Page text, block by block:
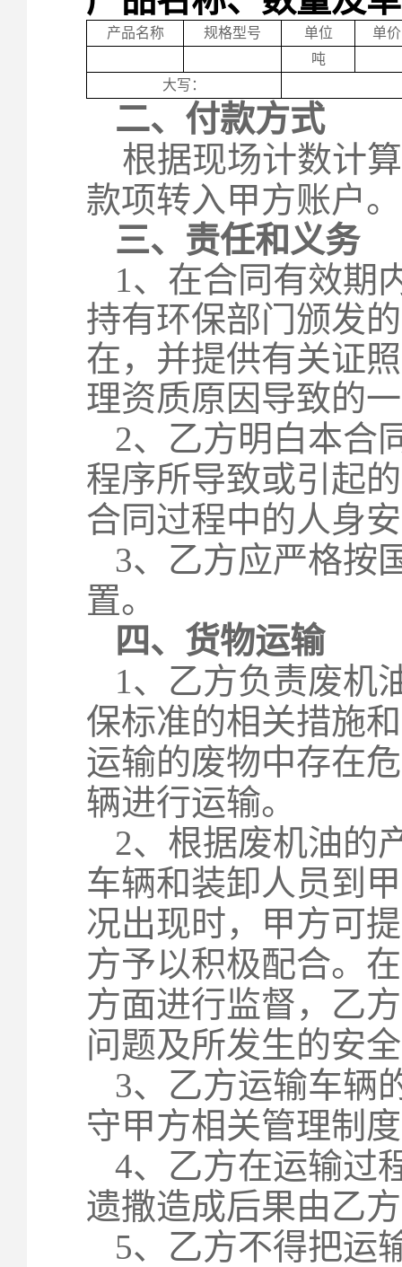
产品名称 规格型号 单位
单
吨
大写：
二、付款方式
根据现场计数计
款项转入甲方账户。
三、责任和义务
1、在合同有效期
持有环保部门颁发
在，并提供有关证
理资质原因导致的
2、乙方明白本合
程序所导致或引起
合同过程中的人身
3、乙方应严格按
置。
四、货物运输
1、乙方负责废机
保标准的相关措施
运输的废物中存在
辆进行运输。
2、根据废机油的
车辆和装卸人员到
况出现时，甲方可
方予以积极配合。
方面进行监督，乙
问题及所发生的安
3、乙方运输车辆
守甲方相关管理制
4、乙方在运输过
遗撒造成后果由乙
5、乙方不得把运